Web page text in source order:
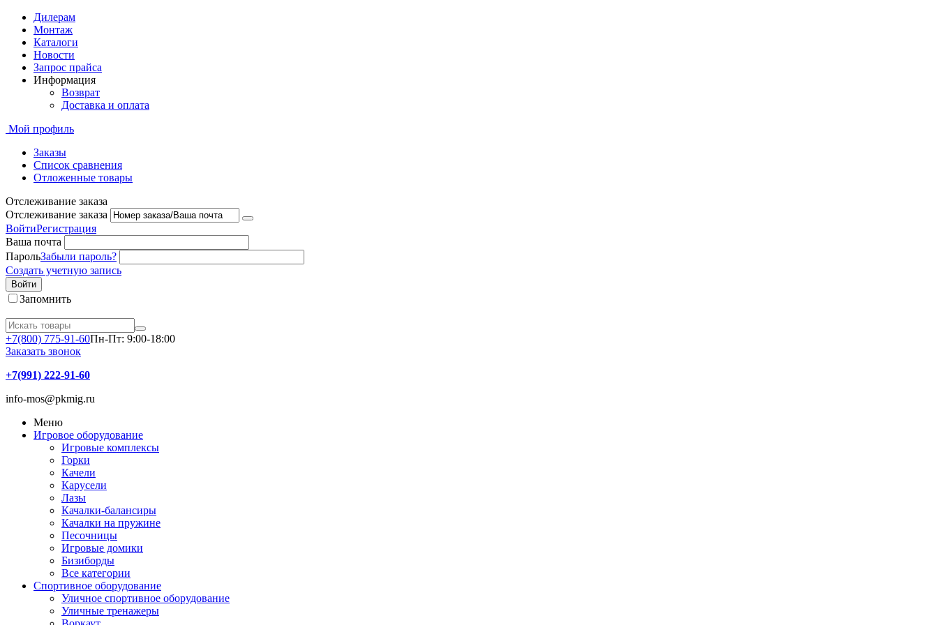
Дилерам
Монтаж
Каталоги
Новости
Запрос прайса
Информация
Возврат
Доставка и оплата
Мой профиль
Заказы
Список сравнения
Отложенные товары
Отслеживание заказа
Отслеживание заказа
ВойтиРегистрация
Ваша почта
ПарольЗабыли пароль?
Создать учетную запись
Войти
Запомнить
+7(800) 775-91-60Пн-Пт: 9:00-18:00
Заказать звонок
+7(991) 222-91-60
info-mos@pkmig.ru
Меню
Игровое оборудование
Игровые комплексы
Горки
Качели
Карусели
Лазы
Качалки-балансиры
Качалки на пружине
Песочницы
Игровые домики
Бизиборды
Все категории
Спортивное оборудование
Уличное спортивное оборудование
Уличные тренажеры